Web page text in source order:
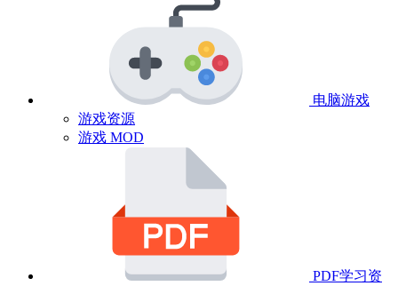
电脑游戏
游戏资源
游戏 MOD
PDF学习资